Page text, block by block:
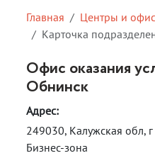
Главная
Центры и
Карточка
Офис оказания
Обнинск
Адрес:
249030, Калужская обл,
Бизнес-зона